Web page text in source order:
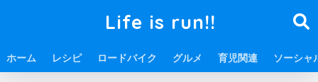
Life is run!!
ホーム レシピ ロードバイク グルメ 育児関連 ソーシャ
ホーム グルメ